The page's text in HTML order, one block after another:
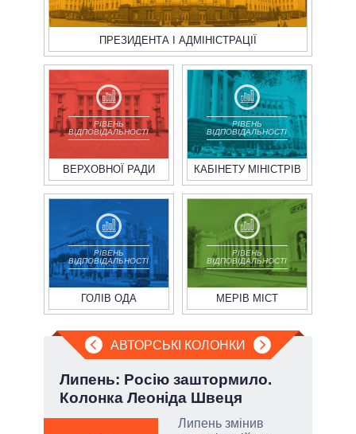
ПРЕЗИДЕНТА І АДМІНІСТРАЦІЇ
РІВЕНЬ
ВІДПОВІДАЛЬНОСТІ
ВЕРХОВНОЇ РАДИ
РІВЕНЬ
ВІДПОВІДАЛЬНОСТІ
КАБІНЕТУ МІНІСТРІВ
РІВЕНЬ
ВІДПОВІДАЛЬНОСТІ
ГОЛІВ ОДА
РІВЕНЬ
ВІДПОВІДАЛЬНОСТІ
МЕРІВ МІСТ
АВТОРСЬКІ КОЛОНКИ
Липень: Росію заштормило.
Колонка Леоніда Швеця
Липень змінив